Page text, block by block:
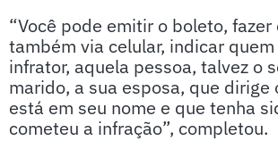
“Você pode emitir o boleto,
também via celular, indicar
infrator, aquela pessoa, talvez o
marido, a sua esposa, que dirige
está em seu nome e que tenha
cometeu a infração”, completou.